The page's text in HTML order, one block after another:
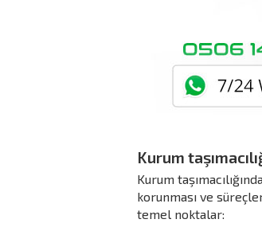
Kurum
Kurum
korunması ve
temel noktalar: